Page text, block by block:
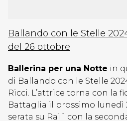
Ballando con le Stelle
del 26 ottobre
Ballerina per una Notte in
di Ballando con le Stelle
Ricci. L’attrice torna con la
Battaglia il prossimo
serata su Rai 1 con la